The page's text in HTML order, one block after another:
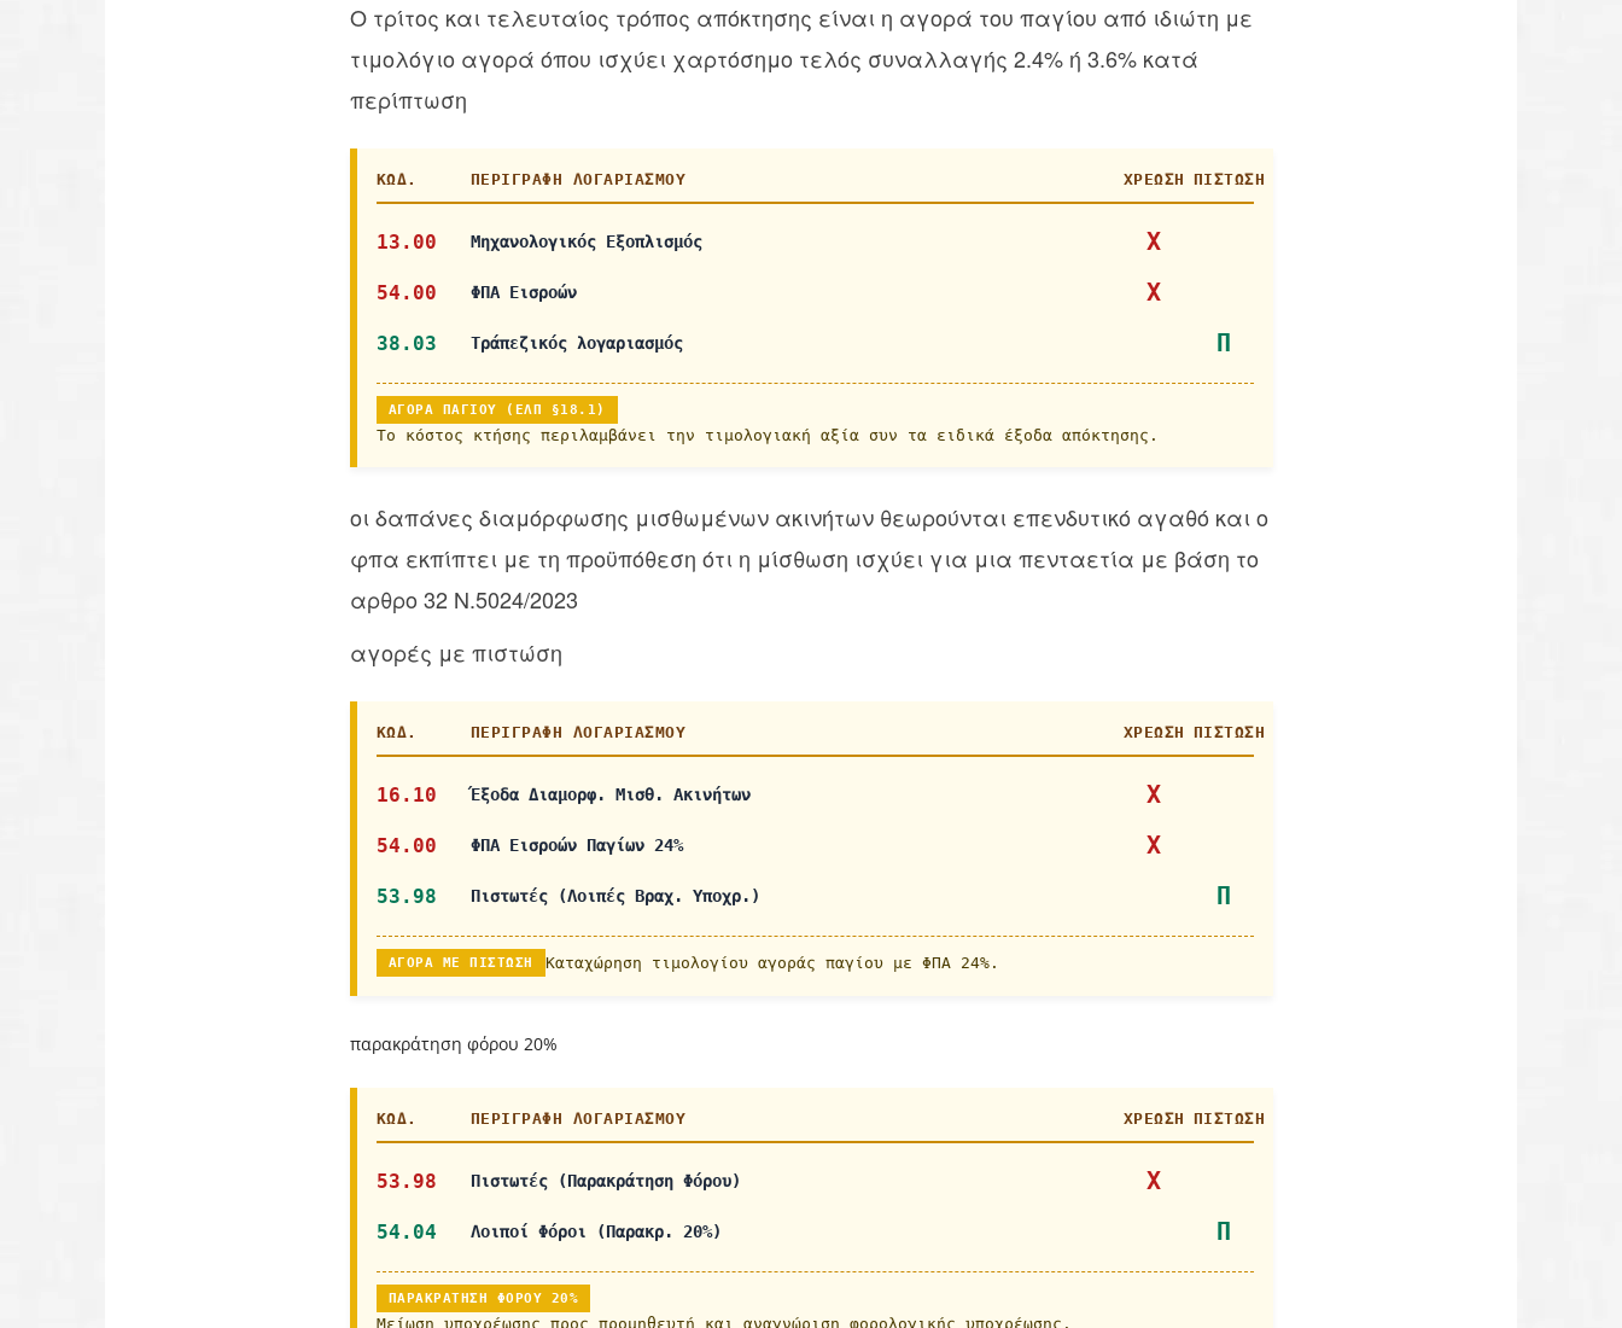
Ο τρίτος και τελευταίος τρόπος απόκτησης είναι η αγορά του παγίου από ιδιώτη με
τιμολόγιο αγορά όπου ισχύει χαρτόσημο τελός συναλλαγής 2.4% ή 3.6% κατά
περίπτωση
ΚΩΔ. ΠΕΡΙΓΡΑΦΉ ΛΟΓΑΡΙΑΣΜΟΎ ΧΡΈΩΣΗ ΠΊΣΤΩΣΗ
13.00 Μηχανολογικός Εξοπλισμός Χ
54.00 ΦΠΑ Εισροών Χ
38.03 Τράπεζικός λογαριασμός Π
ΑΓΟΡΆ ΠΑΓΊΟΥ (ΕΛΠ §18.1)
Το κόστος κτήσης περιλαμβάνει την τιμολογιακή αξία συν τα ειδικά έξοδα απόκτησης.
οι δαπάνες διαμόρφωσης μισθωμένων ακινήτων θεωρούνται επενδυτικό αγαθό και ο
φπα εκπίπτει με τη προϋπόθεση ότι η μίσθωση ισχύει για μια πενταετία με βάση το
αρθρο 32 Ν.5024/2023
αγορές με πιστώση
ΚΩΔ. ΠΕΡΙΓΡΑΦΉ ΛΟΓΑΡΙΑΣΜΟΎ ΧΡΈΩΣΗ ΠΊΣΤΩΣΗ
16.10 Έξοδα Διαμορφ. Μισθ. Ακινήτων Χ
54.00 ΦΠΑ Εισροών Παγίων 24% Χ
53.98 Πιστωτές (Λοιπές Βραχ. Υποχρ.) Π
ΑΓΟΡΆ ΜΕ ΠΊΣΤΩΣΗ Καταχώρηση τιμολογίου αγοράς παγίου με ΦΠΑ 24%.
παρακράτηση φόρου 20%
ΚΩΔ. ΠΕΡΙΓΡΑΦΉ ΛΟΓΑΡΙΑΣΜΟΎ ΧΡΈΩΣΗ ΠΊΣΤΩΣΗ
53.98 Πιστωτές (Παρακράτηση Φόρου) Χ
54.04 Λοιποί Φόροι (Παρακρ. 20%) Π
ΠΑΡΑΚΡΆΤΗΣΗ ΦΌΡΟΥ 20%
Μείωση υποχρέωσης προς προμηθευτή και αναγνώριση φορολογικής υποχρέωσης.